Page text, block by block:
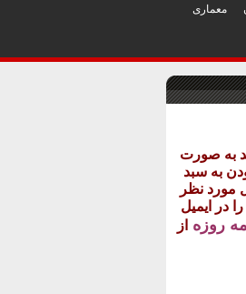
معماری
به صورت
به سبد
مورد نظر
در ايميل
روزه از